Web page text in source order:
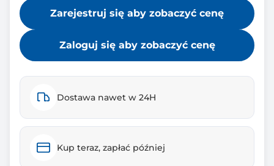
Zarejestruj się aby zobaczyć cenę
Zaloguj się aby zobaczyć cenę
Dostawa nawet w 24H
Kup teraz, zapłać później